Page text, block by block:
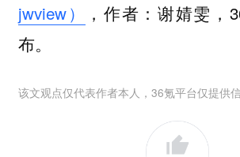
jwview）
，作者：谢婧雯，
布。
该文观点仅代表作者本人，36氪平台仅提供